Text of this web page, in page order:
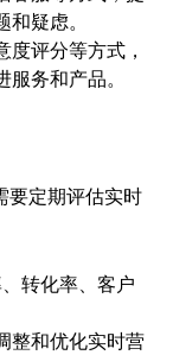
疑虑。
度评分等方式，
务和产品。
要定期评估实时
转化率、客户
整和优化实时营